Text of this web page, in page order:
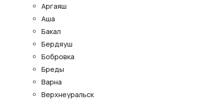
Аргаяш
Аша
Бакал
Бердяуш
Бобровка
Бреды
Варна
Верхнеуральск